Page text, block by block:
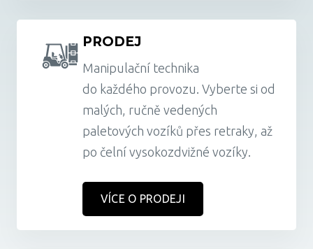
PRODEJ
Manipulační technika
do každého provozu. Vyberte si od
malých, ručně vedených
paletových vozíků přes retraky, až
po čelní vysokozdvižné vozíky.
VÍCE O PRODEJI